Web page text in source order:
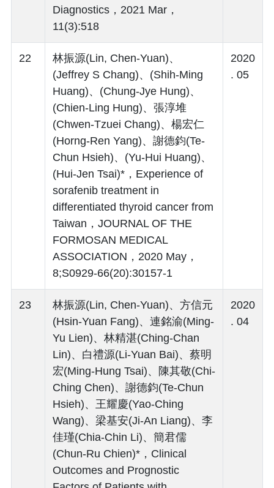
Diagnostics，2021 Mar，
11(3):518
22
林振源(Lin, Chen-Yuan)、
(Jeffrey S Chang)、(Shih-Ming
Huang)、(Chung-Jye Hung)、
(Chien-Ling Hung)、張淳堆
(Chwen-Tzuei Chang)、楊宏仁
(Horng-Ren Yang)、謝德鈞(Te-
Chun Hsieh)、(Yu-Hui Huang)、
(Hui-Jen Tsai)*，Experience of
sorafenib treatment in
differentiated thyroid cancer from
Taiwan，JOURNAL OF THE
FORMOSAN MEDICAL
ASSOCIATION，2020 May，
8;S0929-66(20):30157-1
2020
. 05
23
林振源(Lin, Chen-Yuan)、方信元
(Hsin-Yuan Fang)、連銘渝(Ming-
Yu Lien)、林精湛(Ching-Chan
Lin)、白禮源(Li-Yuan Bai)、蔡明
宏(Ming-Hung Tsai)、陳其敬(Chi-
Ching Chen)、謝德鈞(Te-Chun
Hsieh)、王耀慶(Yao-Ching
Wang)、梁基安(Ji-An Liang)、李
佳瑾(Chia-Chin Li)、簡君儒
(Chun-Ru Chien)*，Clinical
Outcomes and Prognostic
2020
. 04